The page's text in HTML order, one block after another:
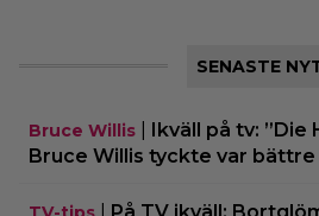
SENASTE
Bruce Willis
Ikväll på tv:
Bruce Willis tyckte var bättre